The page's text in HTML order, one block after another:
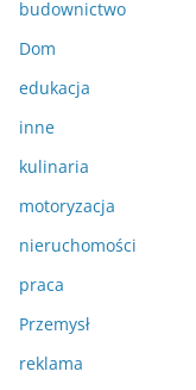
budownictwo
Dom
edukacja
inne
kulinaria
motoryzacja
nieruchomości
praca
Przemysł
reklama